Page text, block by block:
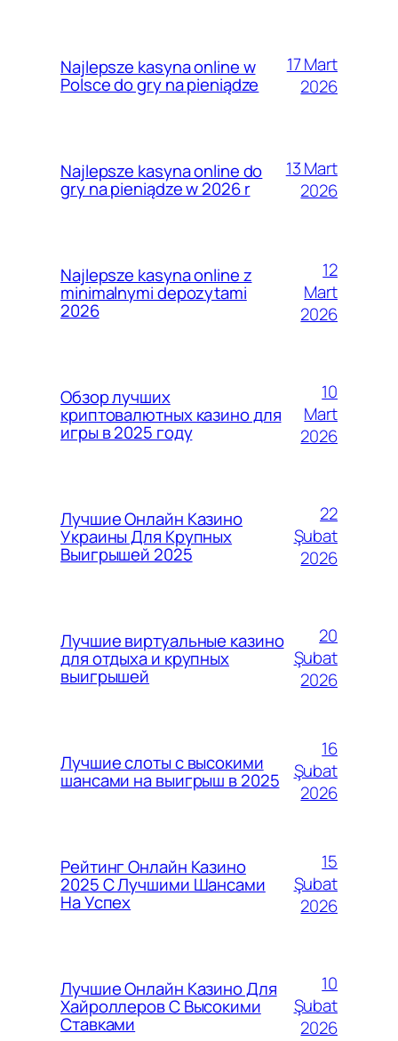
Najlepsze kasyna online w
Polsce do gry na pieniądze
17 Mart
2026
Najlepsze kasyna online do
gry na pieniądze w 2026 r
13 Mart
2026
Najlepsze kasyna online z
minimalnymi depozytami
2026
12
Mart
2026
Обзор лучших
криптовалютных казино для
игры в 2025 году
10
Mart
2026
Лучшие Онлайн Казино
Украины Для Крупных
Выигрышей 2025
22
Şubat
2026
Лучшие виртуальные казино
для отдыха и крупных
выигрышей
20
Şubat
2026
Лучшие слоты с высокими
шансами на выигрыш в 2025
16
Şubat
2026
Рейтинг Онлайн Казино
2025 С Лучшими Шансами
На Успех
15
Şubat
2026
Лучшие Онлайн Казино Для
Хайроллеров С Высокими
Ставками
10
Şubat
2026